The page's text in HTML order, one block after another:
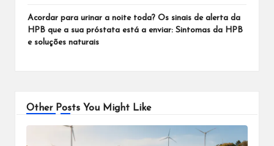
Acordar para urinar a noite toda? Os sinais de alerta da
HPB que a sua próstata está a enviar: Sintomas da HPB
e soluções naturais
Other Posts You Might Like